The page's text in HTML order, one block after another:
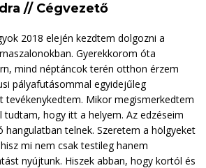
// Cégvezető
2018 elején kezdtem dolgozni a
Gyerekkorom óta
mind néptáncok terén otthon érzem
pályafutásommal egyidejűleg
tevékenykedtem. Mikor megismerkedtem
tudtam, hogy itt a helyem. Az edzéseim
hangulatban telnek. Szeretem a hölgyeket
mi nem csak testileg hanem
nyújtunk. Hiszek abban, hogy kortól és